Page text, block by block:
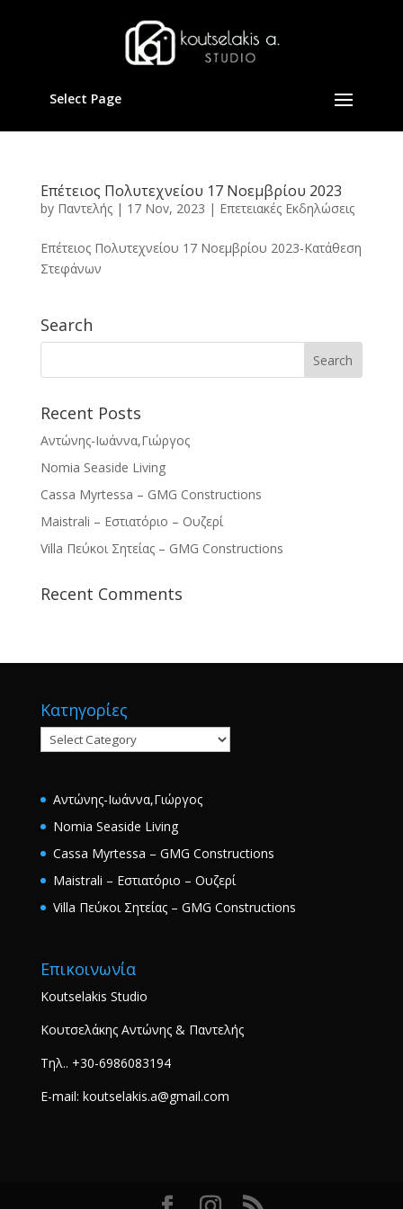
Select Page
Επέτειος Πολυτεχνείου 17 Νοεμβρίου 2023
by Παντελής| 17 Nov, 2023 | Επετειακές Εκδηλώσεις
Επέτειος Πολυτεχνείου 17 Νοεμβρίου 2023-Κατάθεση
Στεφάνων
Search
Recent Posts
Αντώνης-Ιωάννα,Γιώργος
Nomia Seaside Living
Cassa Myrtessa – GMG Constructions
Maistrali – Εστιατόριο – Ουζερί
Villa Πεύκοι Σητείας – GMG Constructions
Recent Comments
Κατηγορίες
Κατηγορίες
Αντώνης-Ιωάννα,Γιώργος
Nomia Seaside Living
Cassa Myrtessa – GMG Constructions
Maistrali – Εστιατόριο – Ουζερί
Villa Πεύκοι Σητείας – GMG Constructions
Επικοινωνία
Koutselakis Studio
Κουτσελάκης Αντώνης & Παντελής
Τηλ.. +30-6986083194
E-mail: koutselakis.a@gmail.com